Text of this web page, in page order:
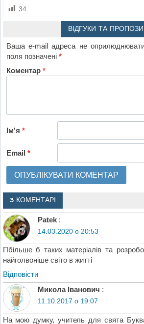
34
ВІДГУКИ ТА
Ваша e-mail адреса не
поля позначені*
Коментар*
Ім'я*
Email*
3 КОМЕНТАРІ
Patek :
14.03.2020 о 20:53
Пбільше б таких матеріалів та
найголвоніше світо в житті
Відповіcти
Микола Іванович :
11.10.2017 о 19:07
На мою думку, учитель для свята